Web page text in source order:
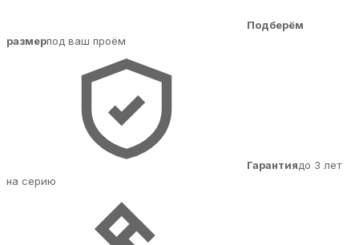
Подберём
размерпод ваш проём
Гарантиядо 3 лет
на серию